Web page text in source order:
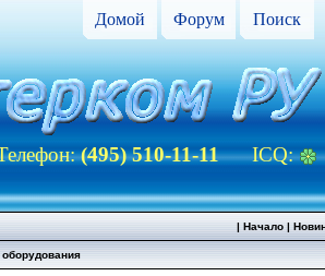
Домой Форум Поиск
(495) 510-11-11ICQ:
| Начало|